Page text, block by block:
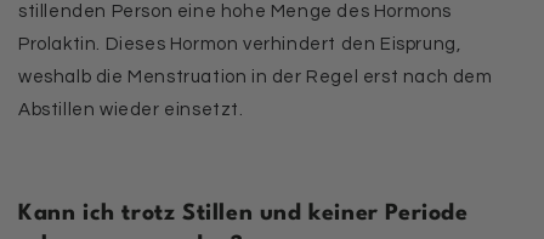
stillenden Person eine hohe Menge des Hormons
Prolaktin. Dieses Hormon verhindert den Eisprung,
weshalb die Menstruation in der Regel erst nach dem
Abstillen wieder einsetzt.
Kann ich trotz Stillen und keiner Periode